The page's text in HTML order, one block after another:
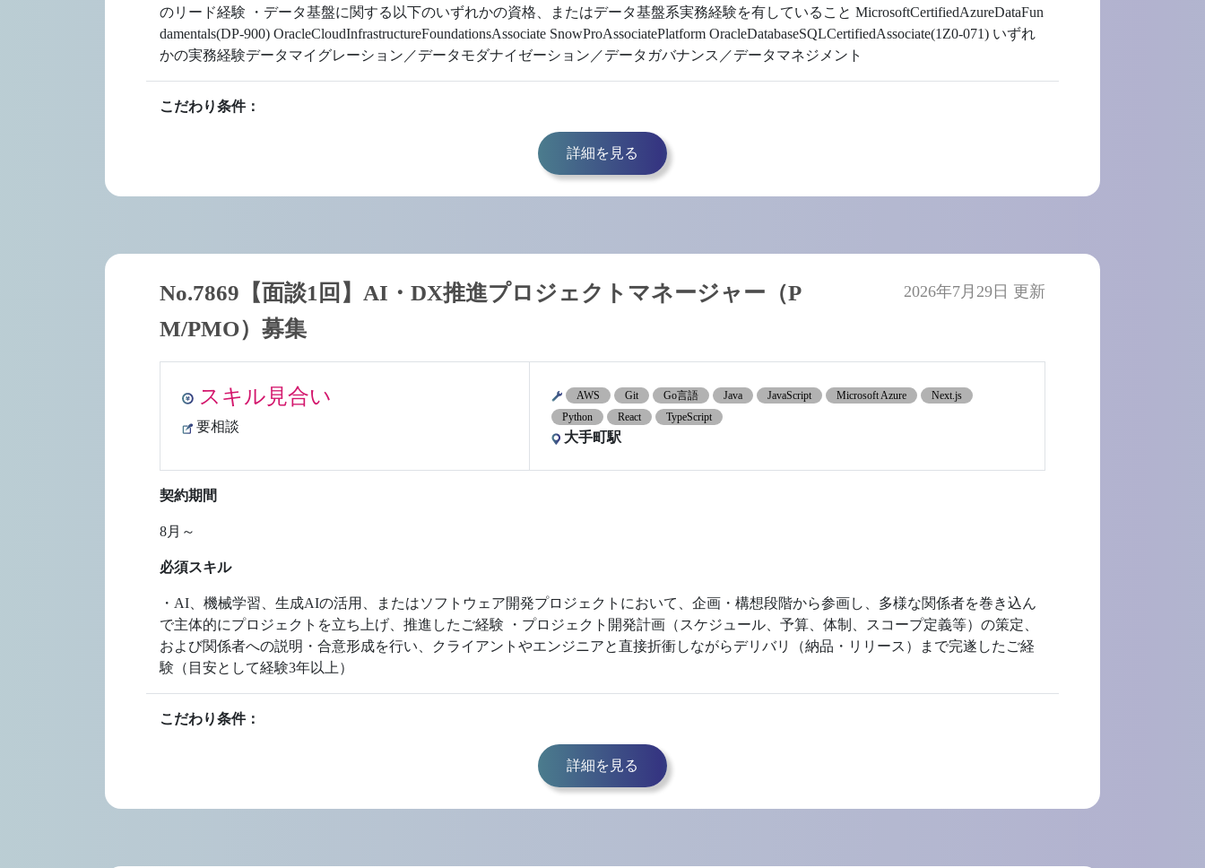
のリード経験 ・データ基盤に関する以下のいずれかの資格、またはデータ基盤系実務経験を有していること MicrosoftCertifiedAzureDataFun
damentals(DP-900) OracleCloudInfrastructureFoundationsAssociate SnowProAssociatePlatform OracleDatabaseSQLCertifiedAssociate(1Z0-071) いずれ
かの実務経験データマイグレーション／データモダナイゼーション／データガバナンス／データマネジメント
こだわり条件：
詳細を見る
No.7869【面談1回】AI・DX推進プロジェクトマネージャー（P
M/PMO）募集
2026年7月29日 更新
スキル見合い
要相談
AWS Git Go言語 Java JavaScript Microsoft Azure
Next.js
Python
React TypeScript
大手町駅
契約期間
8月～
必須スキル
・AI、機械学習、生成AIの活用、またはソフトウェア開発プロジェクトにおいて、企画・構想段階から参画し、多様な関係者を巻き込ん
で主体的にプロジェクトを立ち上げ、推進したご経験 ・プロジェクト開発計画（スケジュール、予算、体制、スコープ定義等）の策定、
および関係者への説明・合意形成を行い、クライアントやエンジニアと直接折衝しながらデリバリ（納品・リリース）まで完遂したご経
験（目安として経験3年以上）
こだわり条件：
詳細を見る